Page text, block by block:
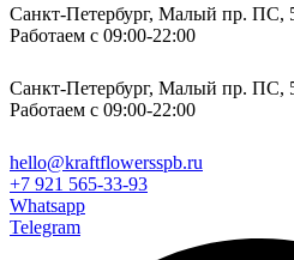
Санкт-Петербург, Малый пр. ПС,
Работаем с 09:00-22:00
Санкт-Петербург, Малый пр. ПС,
Работаем с 09:00-22:00
hello@kraftflowersspb.ru
+7 921 565-33-93
Whatsapp
Telegram